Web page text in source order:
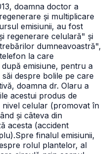
doamna doctor a
și multiplicare
emisiunii, au fost
regenerare celulară" și
dumneavoastră",
la care
emisiune, pentru a
despre bolile pe care
doamna dr. Olaru a
acestui produs de
nivel celular (promovat în
și câteva din
acesta (accident
Spre finalul emisiunii,
rolul plantelor, al